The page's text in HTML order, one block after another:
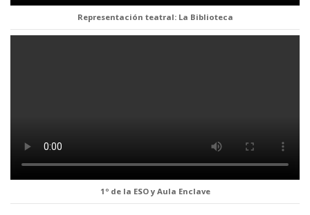
Representación teatral: La Biblioteca
1º de la ESO y Aula Enclave